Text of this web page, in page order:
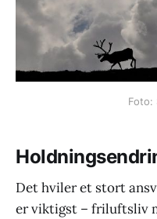
Foto:
Det hviler et stort
er viktigst – friluftsliv